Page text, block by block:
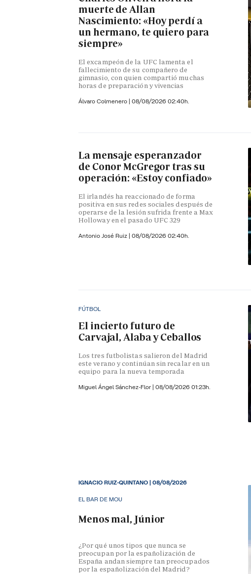
muerte de Allan
Nascimiento: «Hoy perdí a
un hermano, te quiero para
siempre»
El excampeón de la UFC lamenta el
fallecimiento de su compañero de
gimnasio, con quien compartió muchas
horas de preparación y vivencias
Álvaro Colmenero | 08/08/2026 02:40h.
La mensaje esperanzador
de Conor McGregor tras su
operación: «Estoy confiado»
El irlandés ha reaccionado de forma
positiva en sus redes sociales después de
operarse de la lesión sufrida frente a Max
Holloway en el pasado UFC 329
Antonio José Ruiz | 08/08/2026 02:40h.
FÚTBOL
El incierto futuro de
Carvajal, Alaba y Ceballos
Los tres futbolistas salieron del Madrid
este verano y continúan sin recalar en un
equipo para la nueva temporada
Miguel Ángel Sánchez-Flor | 08/08/2026 01:23h.
EL BAR DE MOU
Menos mal, Júnior
¿Por qué unos tipos que nunca se
preocupan por la españolización de
España andan siempre tan preocupados
por la españolización del Madrid?
IGNACIO RUIZ-QUINTANO|08/08/2026